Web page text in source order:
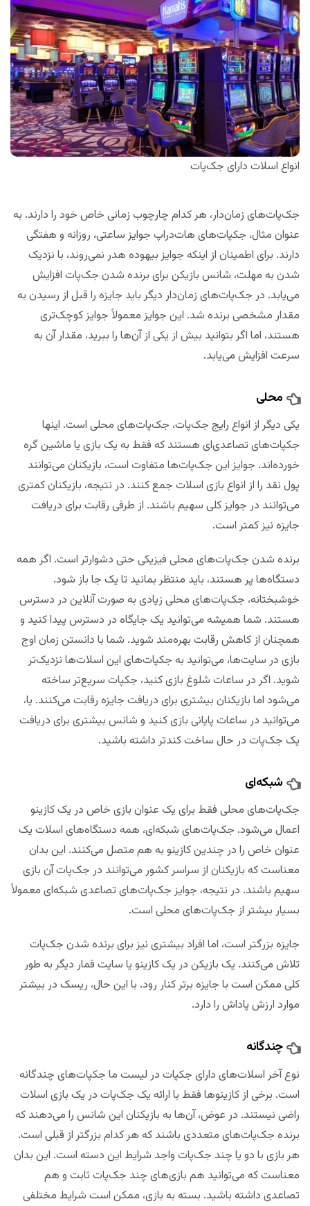
انواع اسلات دارای جک‌پات
جک‌پات‌های زمان‌دار، هر کدام چارچوب زمانی خاص خود را دارند. به
عنوان مثال، جکپات‌های هات‌دراپ جوایز ساعتی، روزانه و هفتگی
دارند. برای اطمینان از اینکه جوایز بیهوده هدر نمی‌روند، با نزدیک
شدن به مهلت، شانس بازیکن برای برنده شدن جک‌پات افزایش
می‌یابد. در جک‌پات‌های زمان‌دار دیگر باید جایزه را قبل از رسیدن به
مقدار مشخصی برنده شد. این جوایز معمولاً جوایز کوچک‌تری
هستند، اما اگر بتوانید بیش از یکی از آن‌ها را ببرید، مقدار آن به
سرعت افزایش می‌یابد.
محلی
یکی دیگر از انواع رایج جک‌پات، جک‌پات‌های محلی است. اینها
جکپات‌های تصاعدی‌ای هستند که فقط به یک بازی یا ماشین گره
خورده‌اند. جوایز این جک‌پات‌ها متفاوت است، بازیکنان می‌توانند
پول نقد را از انواع بازی اسلات جمع کنند. در نتیجه، بازیکنان کمتری
می‌توانند در جوایز کلی سهیم باشند. از طرفی رقابت برای دریافت
جایزه نیز کمتر است.
برنده شدن جک‌پات‌های محلی فیزیکی حتی دشوارتر است. اگر همه
دستگاه‌ها پر هستند، باید منتظر بمانید تا یک جا باز شود.
خوشبختانه، جک‌پات‌های محلی زیادی به صورت آنلاین در دسترس
هستند. شما همیشه می‌توانید یک جایگاه در دسترس پیدا کنید و
همچنان از کاهش رقابت بهره‌مند شوید. شما با دانستن زمان اوج
بازی در سایت‌ها، می‌توانید به جکپات‌های این اسلات‌ها نزدیک‌تر
شوید. اگر در ساعات شلوغ بازی کنید، جکپات سریع‌تر ساخته
می‌شود اما بازیکنان بیشتری برای دریافت جایزه رقابت می‌کنند. یا،
می‌توانید در ساعات پایانی بازی کنید و شانس بیشتری برای دریافت
یک جک‌پات در حال ساخت کندتر داشته باشید.
شبکه‌ای
جک‌پات‌های محلی فقط برای یک عنوان بازی خاص در یک کازینو
اعمال می‌شود. جک‌پات‌های شبکه‌ای، همه دستگاه‌های اسلات یک
عنوان خاص را در چندین کازینو به هم متصل می‌کنند. این بدان
معناست که بازیکنان از سراسر کشور می‌توانند در جک‌پات آن بازی
سهیم باشند. در نتیجه، جوایز جک‌پات‌های تصاعدی شبکه‌ای معمولاً
بسیار بیشتر از جک‌پات‌های محلی است.
جایزه بزرگتر است، اما افراد بیشتری نیز برای برنده شدن جک‌پات
تلاش می‌کنند. یک بازیکن در یک کازینو یا سایت قمار دیگر به طور
کلی ممکن است با جایزه برتر کنار رود. با این حال، ریسک در بیشتر
موارد ارزش پاداش را دارد.
چندگانه
نوع آخر اسلات‌های دارای جکپات در لیست ما جکپات‌های چندگانه
است. برخی از کازینوها فقط با ارائه یک جک‌پات در یک بازی اسلات
راضی نیستند. در عوض، آن‌ها به بازیکنان این شانس را می‌دهند که
برنده جک‌پات‌های متعددی باشند که هر کدام بزرگتر از قبلی است.
هر بازی با دو یا چند جک‌پات واجد شرایط این دسته است. این بدان
معناست که می‌توانید هم بازی‌های چند جک‌پات ثابت و هم
تصاعدی داشته باشید. بسته به بازی، ممکن است شرایط مختلفی